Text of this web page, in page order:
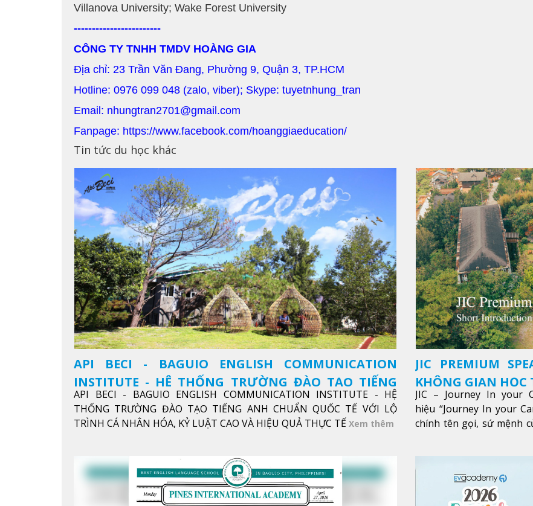
Villanova University; Wake Forest University
------------------------
CÔNG TY TNHH TMDV HOÀNG GIA
Địa chỉ: 23 Trần Văn Đang, Phường 9, Quận 3, TP.HCM
Hotline: 0976 099 048 (zalo, viber); Skype: tuyetnhung_tran
Email: nhungtran2701@gmail.com
Fanpage: https://www.facebook.com/hoanggiaeducation/
Tin tức du học khác
API BECI - BAGUIO ENGLISH COMMUNICATION
INSTITUTE - HỆ THỐNG TRƯỜNG ĐÀO TẠO TIẾNG
ANH CHUẨN QUỐC TẾ
API BECI - BAGUIO ENGLISH COMMUNICATION INSTITUTE - HỆ
THỐNG TRƯỜNG ĐÀO TẠO TIẾNG ANH CHUẨN QUỐC TẾ VỚI LỘ
TRÌNH CÁ NHÂN HÓA, KỶ LUẬT CAO VÀ HIỆU QUẢ THỰC TẾ Xem thêm
JIC PREMIUM
KHÔNG GIAN HỌC
JIC – Journey In your
hiệu “Journey In your
chính tên gọi, sứ mệnh